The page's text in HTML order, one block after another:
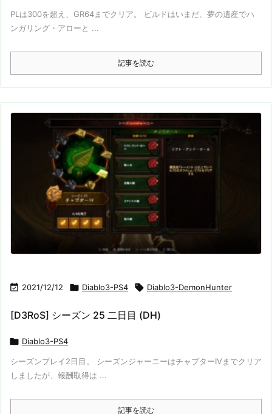
PLは300を超え、GR64までクリア。 ビルドはいまだ、夢の遺産でハ
ンガリング・アローと ...
記事を読む
 2021/12/12  Diablo3-PS4  Diablo3-DemonHunter
[D3RoS] シーズン 25 二日目 (DH)
 Diablo3-PS4
シーズンプレイ2日目。 シーズンジャーニーはチャプターIVまでクリア
しましたが、報酬取得は ...
記事を読む